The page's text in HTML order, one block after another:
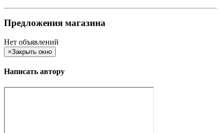
Предложения магазина
Нет объявлений
×Закрыть окно
Написать автору